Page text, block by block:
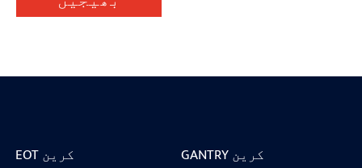
EOT کرین
GANTRY کرین